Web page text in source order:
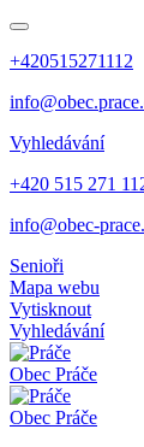
+420515271112
Vyhledávání
+420 515 271
info@obec-
Senioři
Mapa webu
Vytisknout
Vyhledávání
Obec Práče
Obec Práče